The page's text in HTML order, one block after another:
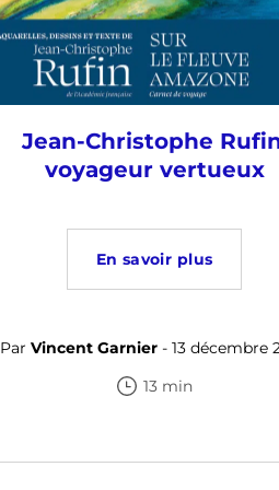
Jean-Christophe
voyageur vertueux
En savoir plus
Par Vincent Garnier- 13 décembre
13 min